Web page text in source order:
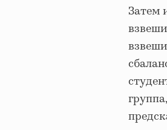
Затем